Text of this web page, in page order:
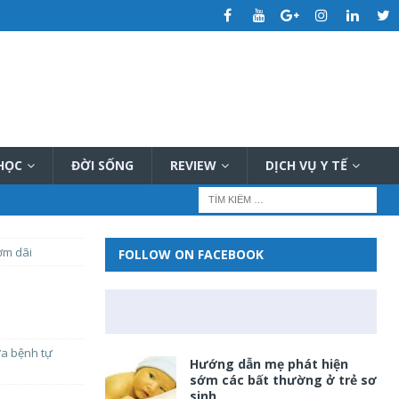
ĐỜI SỐNG REVIEW DỊCH VỤ Y TẾ
dãi
bệnh tự
FOLLOW ON FACEBOOK
Hướng dẫn mẹ phát hiện
sớm các bất thường ở trẻ sơ